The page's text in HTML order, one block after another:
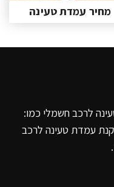
מחיר עמדת טעינה
לרכב חשמלי כמו:
עמדת טעינה לרכב